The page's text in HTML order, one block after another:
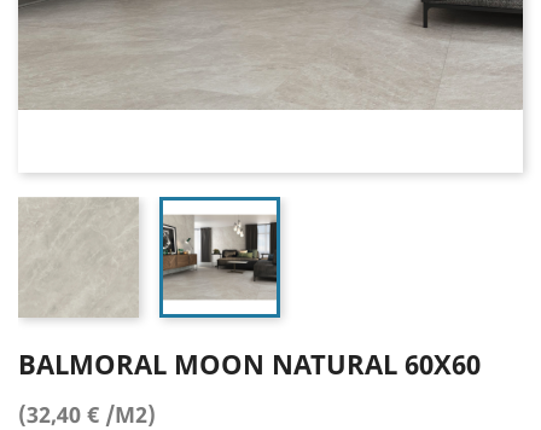
BALMORAL MOON NATURAL 60X60
(32,40 € /M2)